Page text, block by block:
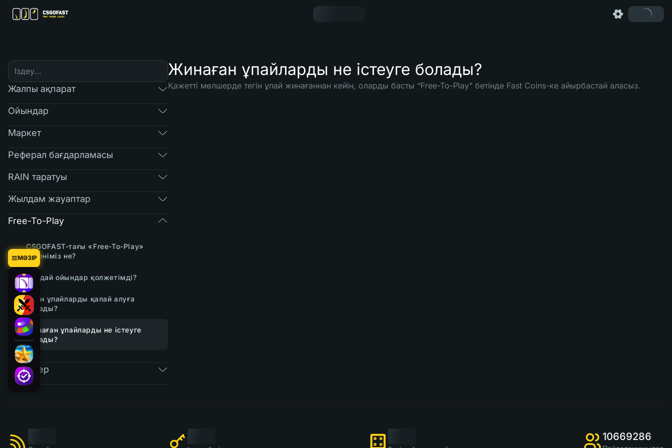
МӘЗІР
Жалпы ақпарат
Ойындар
Маркет
Реферал бағдарламасы
RAIN таратуы
Жылдам жауаптар
Free-To-Play
CSGOFAST-тағы «Free-To-Play»
дегеніміз не?
Қандай ойындар қолжетімді?
Тегін ұпайларды қалай алуға
болады?
Жинаған ұпайларды не істеуге
болады?
Билеттер
Жинаған ұпайларды не істеуге болады?
Қажетті мөлшерде тегін ұпай жинағаннан кейін, оларды басты “Free-To-Play” бетінде Fast Coins-ке айырбастай аласыз.
10669286